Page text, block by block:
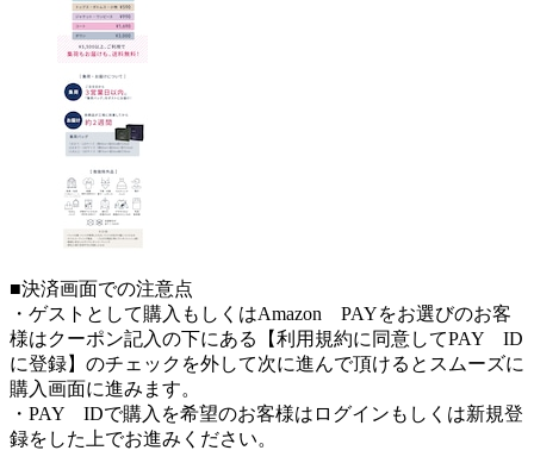
■決済画面での注意点
・ゲストとして購入もしくはAmazon PAYをお選びのお客
様はクーポン記入の下にある【利用規約に同意してPAY ID
に登録】のチェックを外して次に進んで頂けるとスムーズに
購入画面に進みます。
・PAY IDで購入を希望のお客様はログインもしくは新規登
録をした上でお進みください。